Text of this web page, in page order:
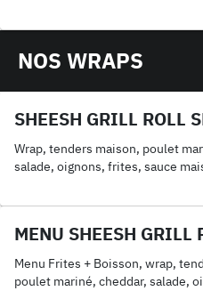
NOS WRAPS
SHEESH GRILL ROLL
Wrap, tenders maison, poulet
salade, oignons, frites, sauce
MENU SHEESH GRILL
Menu Frites + Boisson, wrap,
poulet mariné, cheddar, salade,